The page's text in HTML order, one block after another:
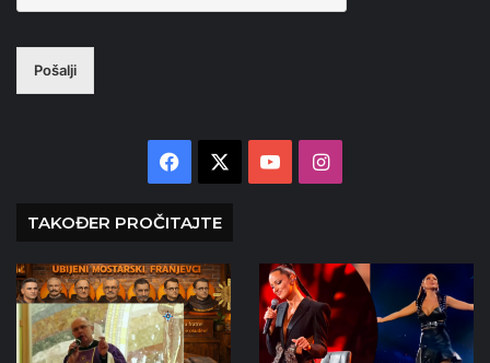
Pošalji
Facebook YouTubeInstagram
TAKOĐER PROČITAJTE